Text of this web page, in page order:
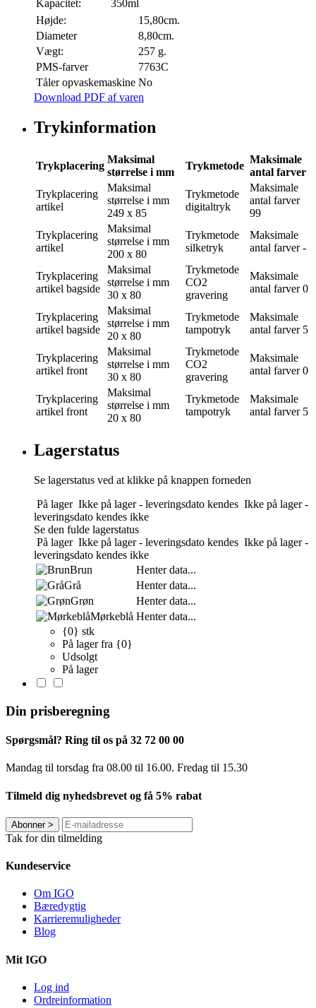
Kapacitet:
350ml
Højde:
15,80cm.
Diameter
8,80cm.
Vægt:
257 g.
PMS-farver
7763C
Tåler opvaskemaskine No
Download PDF af varen
Trykinformation
Trykplacering
Maksimal
størrelse i mm
Trykmetode
Maksimale
antal farver
Trykplacering
artikel
Maksimal
størrelse i mm
249 x 85
Trykmetode
digitaltryk
Maksimale
antal farver
99
Trykplacering
artikel
Maksimal
størrelse i mm
200 x 80
Trykmetode
silketryk
Maksimale
antal farver -
Trykplacering
artikel bagside
Maksimal
størrelse i mm
30 x 80
Trykmetode
CO2
gravering
Maksimale
antal farver 0
Trykplacering
artikel bagside
Maksimal
størrelse i mm
20 x 80
Trykmetode
tampotryk
Maksimale
antal farver 5
Trykplacering
artikel front
Maksimal
størrelse i mm
30 x 80
Trykmetode
CO2
gravering
Maksimale
antal farver 0
Trykplacering
artikel front
Maksimal
størrelse i mm
20 x 80
Trykmetode
tampotryk
Maksimale
antal farver 5
Lagerstatus
Se lagerstatus ved at klikke på knappen forneden
På lager Ikke på lager - leveringsdato kendes Ikke på lager -
leveringsdato kendes ikke
Se den fulde lagerstatus
På lager Ikke på lager - leveringsdato kendes Ikke på lager -
leveringsdato kendes ikke
Brun
Henter data...
Grå
Henter data...
Grøn
Henter data...
Mørkeblå Henter data...
{0} stk
På lager fra {0}
Udsolgt
På lager
Din prisberegning
Spørgsmål? Ring til os på 32 72 00 00
Mandag til torsdag fra 08.00 til 16.00. Fredag ​​til 15.30
Tilmeld dig nyhedsbrevet og få 5% rabat
Abonner>
Tak for din tilmelding
Kundeservice
Om IGO
Bæredygtig
Karrieremuligheder
Blog
Mit IGO
Log ind
Ordreinformation